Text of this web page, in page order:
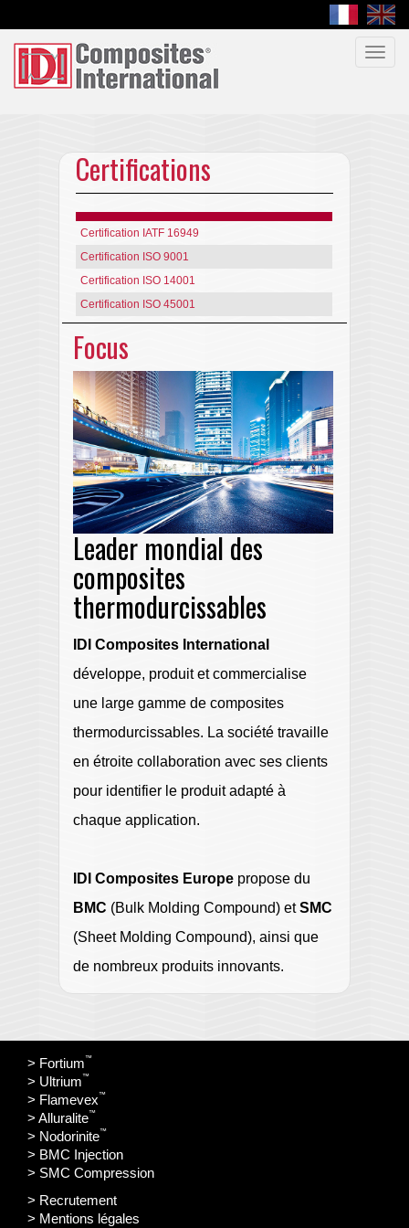
Certifications
Certification IATF 16949
Certification ISO 9001
Certification ISO 14001
Certification ISO 45001
Focus
Leader mondial des
composites
thermodurcissables
IDI Composites International
développe, produit et commercialise
une large gamme de composites
thermodurcissables. La société travaille
en étroite collaboration avec ses clients
pour identifier le produit adapté à
chaque application.
IDI Composites Europe propose du
BMC (Bulk Molding Compound) etSMC
(Sheet Molding Compound), ainsi que
de nombreux produits innovants.
> Fortium™
> Ultrium™
> Flamevex™
> Alluralite™
> Nodorinite™
> BMC Injection
> SMC Compression
> Recrutement
> Mentions légales